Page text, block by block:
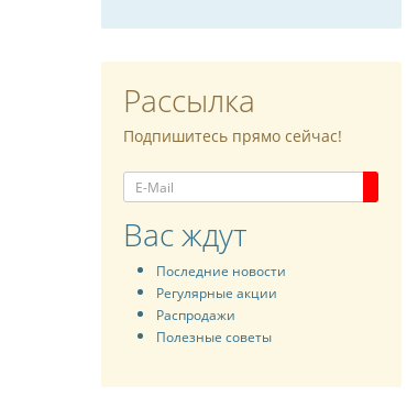
Рассылка
Подпишитесь прямо сейчас!
Вас ждут
Последние новости
Регулярные акции
Распродажи
Полезные советы